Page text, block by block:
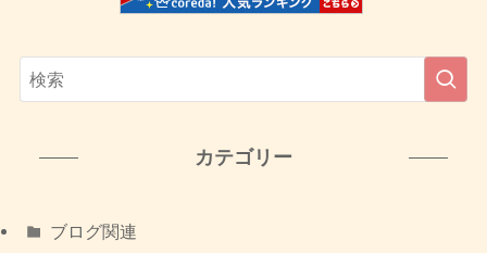
カテゴリー
ブログ関連